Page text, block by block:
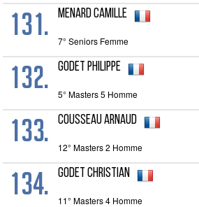
131. MENARD Camille
7° Seniors Femme
132. GODET Philippe
5° Masters 5 Homme
133. COUSSEAU Arnaud
12° Masters 2 Homme
134. GODET Christian
11° Masters 4 Homme